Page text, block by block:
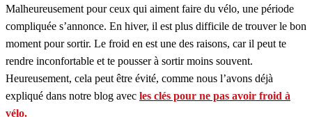
Malheureusement pour ceux qui aiment faire du vélo, une période
compliquée s’annonce. En hiver, il est plus difficile de trouver le bon
moment pour sortir. Le froid en est une des raisons, car il peut te
rendre inconfortable et te pousser à sortir moins souvent.
Heureusement, cela peut être évité, comme nous l’avons déjà
expliqué dans notre blog avec les clés pour ne pas avoir froid à
vélo.